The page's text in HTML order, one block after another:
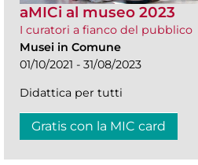
aMICi al museo 2023
I curatori a fianco del pubblico
Musei in Comune
01/10/2021 - 31/08/2023
Didattica per tutti
Gratis con la MIC card